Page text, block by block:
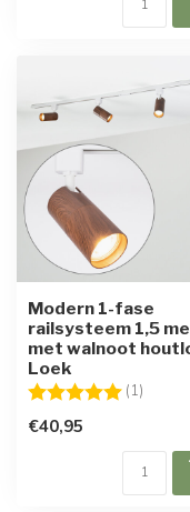
Modern 1-fase
railsysteem 1,5
met walnoot
Loek
Beoordeling: (1)
€40,95